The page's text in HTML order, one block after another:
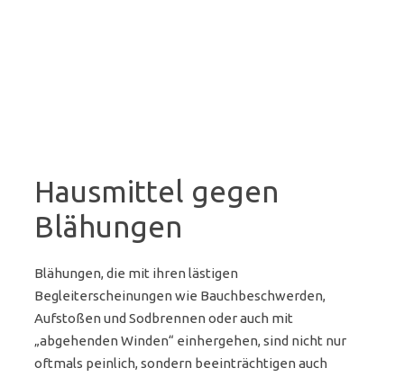
Hausmittel gegen
Blähungen
Blähungen, die mit ihren lästigen
Begleiterscheinungen wie Bauchbeschwerden,
Aufstoßen und Sodbrennen oder auch mit
„abgehenden Winden“ einhergehen, sind nicht nur
oftmals peinlich, sondern beeinträchtigen auch